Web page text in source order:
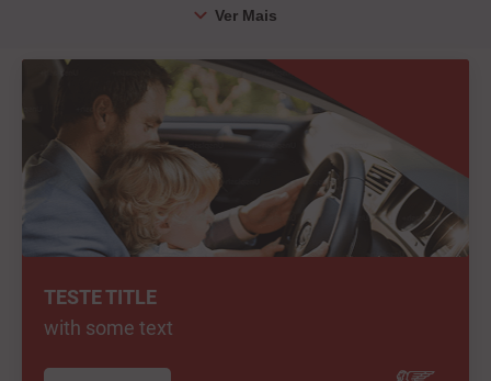
TESTE TITLE
with some text